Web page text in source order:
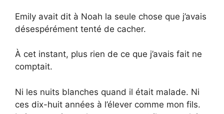
Emily avait dit à Noah la seule chose que j’avais
désespérément tenté de cacher.
À cet instant, plus rien de ce que j’avais fait ne
comptait.
Ni les nuits blanches quand il était malade. Ni
ces dix-huit années à l’élever comme mon fils.